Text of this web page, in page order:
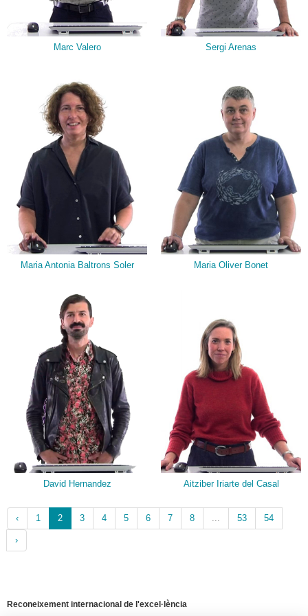
Marc Valero Sergi Arenas
Maria Antonia Baltrons Soler Maria Oliver Bonet
David Hernandez Aitziber Iriarte del Casal
‹ 1 2 3 4 5 6 7 8 53 54
›
Reconeixement internacional de l'excel·lència